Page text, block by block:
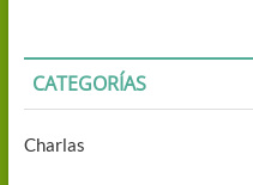
CATEGORÍAS
Charlas